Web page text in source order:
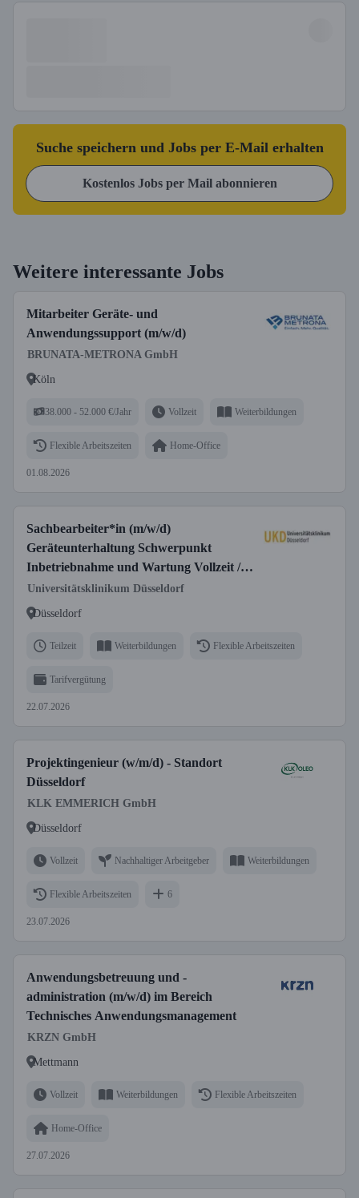
Suche speichern und Jobs per E-Mail erhalten
Kostenlos Jobs per Mail abonnieren
Weitere interessante Jobs
Mitarbeiter Geräte- und
Anwendungssupport (m/w/d)
BRUNATA-METRONA GmbH
Köln
38.000 - 52.000 €/Jahr Vollzeit Weiterbildungen
Flexible Arbeitszeiten Home-Office
01.08.2026
Sachbearbeiter*in (m/w/d)
Geräteunterhaltung Schwerpunkt
Inbetriebnahme und Wartung Vollzeit /
Teilzeit
Universitätsklinikum Düsseldorf
Düsseldorf
Teilzeit Weiterbildungen Flexible Arbeitszeiten
Tarifvergütung
22.07.2026
Projektingenieur (w/m/d) - Standort
Düsseldorf
KLK EMMERICH GmbH
Düsseldorf
Vollzeit Nachhaltiger Arbeitgeber Weiterbildungen
Flexible Arbeitszeiten 6
23.07.2026
Anwendungsbetreuung und -
administration (m/w/d) im Bereich
Technisches Anwendungsmanagement
KRZN GmbH
Mettmann
Vollzeit Weiterbildungen Flexible Arbeitszeiten
Home-Office
27.07.2026